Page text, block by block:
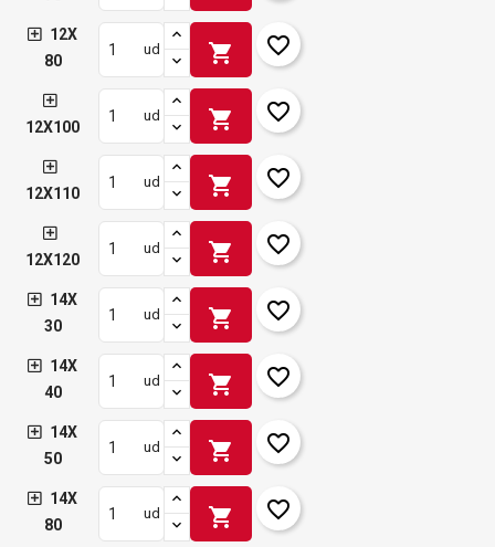
12X
80
ud shopping_cart favorite_border
12X100
ud shopping_cart favorite_border
12X110
ud shopping_cart favorite_border
12X120
ud shopping_cart favorite_border
14X
30
ud shopping_cart favorite_border
14X
40
ud shopping_cart favorite_border
14X
50
ud shopping_cart favorite_border
14X
80
ud shopping_cart favorite_border